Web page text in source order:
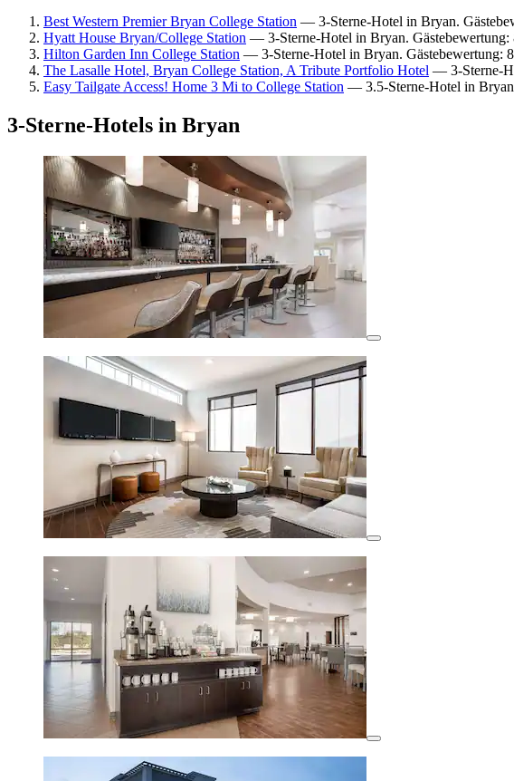
Best Western Premier Bryan College Station — 3-Sterne-Hotel in Bryan.
Hyatt House Bryan/College Station — 3-Sterne-Hotel in Bryan.
Hilton Garden Inn College Station — 3-Sterne-Hotel in Bryan. Gästebewertung:
The Lasalle Hotel, Bryan College Station, A Tribute Portfolio Hotel — 3-Sterne-
Easy Tailgate Access! Home 3 Mi to College Station — 3.5-Sterne-Hotel in
3-Sterne-Hotels in Bryan